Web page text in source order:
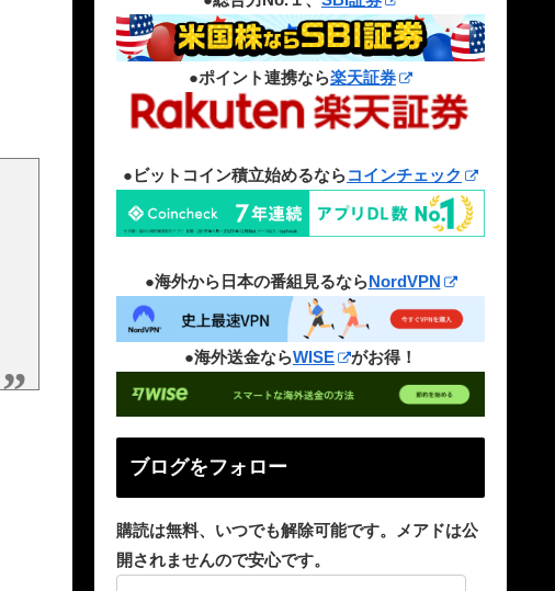
●ポイント連携なら楽天証券
●ビットコイン積立始めるならコインチェック
●海外から日本の番組見るならNordVPN
●海外送金ならWISE がお得！
ブログをフォロー
購読は無料、いつでも解除可能です。メアドは公
開されませんので安心です。